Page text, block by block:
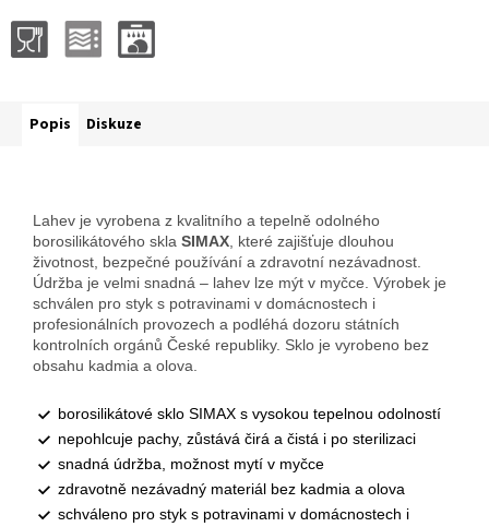
Popis Diskuze
Lahev je vyrobena z kvalitního a tepelně odolného
borosilikátového skla SIMAX, které zajišťuje dlouhou
životnost, bezpečné používání a zdravotní nezávadnost.
Údržba je velmi snadná – lahev lze mýt v myčce. Výrobek je
schválen pro styk s potravinami v domácnostech i
profesionálních provozech a podléhá dozoru státních
kontrolních orgánů České republiky. Sklo je vyrobeno bez
obsahu kadmia a olova.
borosilikátové sklo SIMAX s vysokou tepelnou odolností
nepohlcuje pachy, zůstává čirá a čistá i po sterilizaci
snadná údržba, možnost mytí v myčce
zdravotně nezávadný materiál bez kadmia a olova
schváleno pro styk s potravinami v domácnostech i